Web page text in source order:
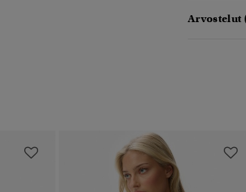
Arvostelut